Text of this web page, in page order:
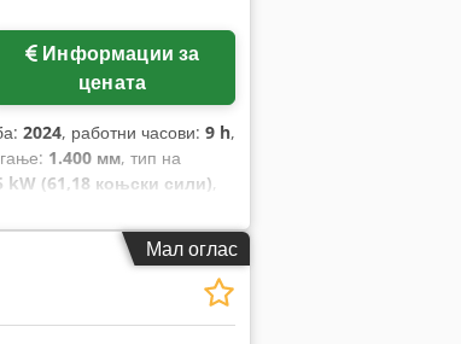
цената
2024, работни часови: 9 h,
1.400 мм, тип на
kW (61,18 коњски сили),
Мал оглас